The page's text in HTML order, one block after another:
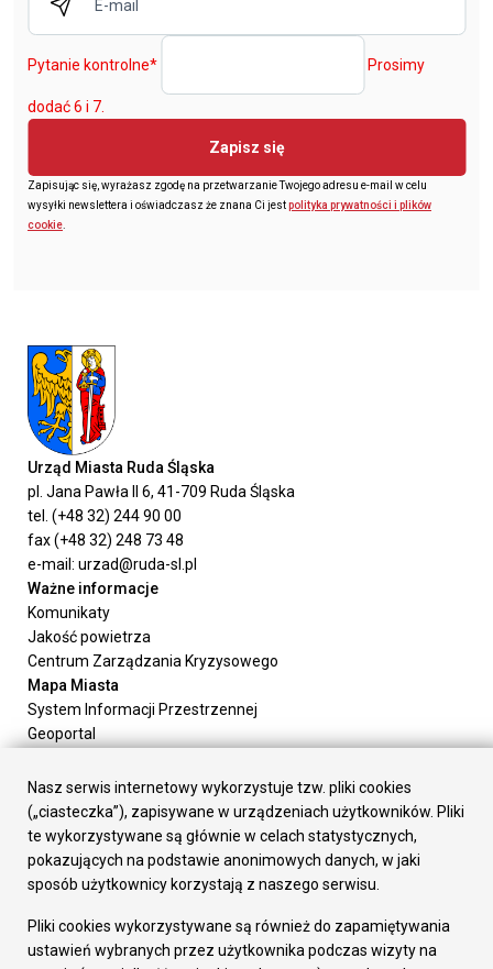
Pytanie kontrolne* Prosimy
dodać 6 i 7.
Zapisz się
Zapisując się, wyrażasz zgodę na przetwarzanie Twojego adresu e-mail w celu
wysyłki newslettera i oświadczasz że znana Ci jestpolityka prywatności i plików
cookie
Urząd Miasta Ruda Śląska
pl. Jana Pawła II 6, 41-709 Ruda Śląska
tel. (+48 32) 244 90 00
fax (+48 32) 248 73 48
e-mail: urzad@ruda-sl.pl
Ważne informacje
Komunikaty
Jakość powietrza
Centrum Zarządzania Kryzysowego
Mapa Miasta
System Informacji Przestrzennej
Geoportal
Załatw sprawę
Prezydent Miasta
Rada Miasta
Wydziały
Elektroniczna Skrzynka Podawcza
Gospodarka
Fundusze europejskie
Nasz serwis internetowy wykorzystuje tzw. pliki cookies
(„ciasteczka”), zapisywane w urządzeniach użytkowników. Pliki
te wykorzystywane są głównie w celach statystycznych,
pokazujących na podstawie anonimowych danych, w jaki
sposób użytkownicy korzystają z naszego serwisu.
Pliki cookies wykorzystywane są również do zapamiętywania
ustawień wybranych przez użytkownika podczas wizyty na